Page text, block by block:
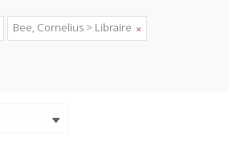
Bee, Cornelius > Libraire